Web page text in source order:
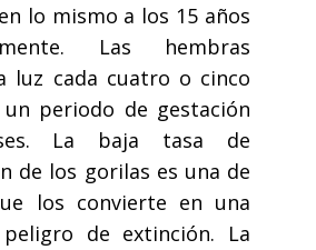
lo mismo a los 15 años
Las hembras
luz cada cuatro o cinco
periodo de gestación
La baja tasa de
de los gorilas es una de
los convierte en una
de extinción. La